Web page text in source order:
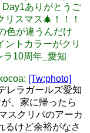
Day1ありがとうご
スマス🎄！！！
色が違うんだけ
ントカラーがクリ
ラ10周年_愛知
[Tw:photo]
レラガールズ愛知
、家に帰ったら
スクリパのアーカ
るけど余裕がなさ